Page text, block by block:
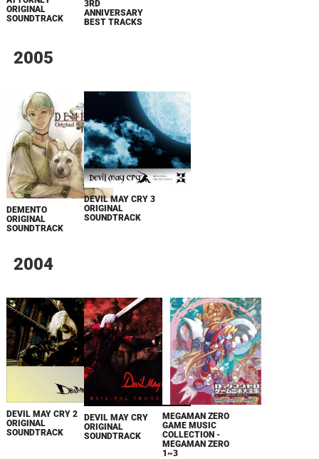
ORIGINAL
SOUNDTRACK
3RD
ANNIVERSARY
BEST TRACKS
2005
DEMENTO
ORIGINAL
SOUNDTRACK
DEVIL MAY CRY 3
ORIGINAL
SOUNDTRACK
2004
DEVIL MAY CRY 2
ORIGINAL
SOUNDTRACK
DEVIL MAY CRY
ORIGINAL
SOUNDTRACK
MEGAMAN ZERO
GAME MUSIC
COLLECTION -
MEGAMAN ZERO
1~3